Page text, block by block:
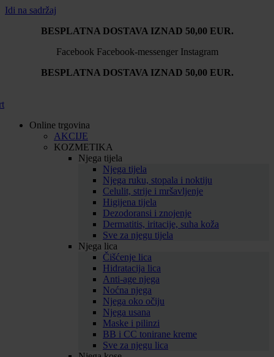
Idi na sadržaj
BESPLATNA DOSTAVA IZNAD 50,00 EUR.
Facebook Facebook-messenger Instagram
BESPLATNA DOSTAVA IZNAD 50,00 EUR.
Online trgovina
AKCIJE
KOZMETIKA
Njega tijela
Njega tijela
Njega ruku, stopala i noktiju
Celulit, strije i mršavljenje
Higijena tijela
Dezodoransi i znojenje
Dermatitis, iritacije, suha koža
Sve za njegu tijela
Njega lica
Čišćenje lica
Hidratacija lica
Anti-age njega
Noćna njega
Njega oko očiju
Njega usana
Maske i pilinzi
BB i CC tonirane kreme
Sve za njegu lica